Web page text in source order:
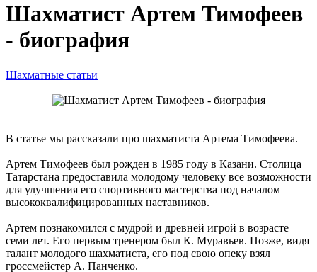
Шахматист Артем Тимофеев
- биография
Шахматные статьи
В статье мы рассказали про шахматиста Артема Тимофеева.
Артем Тимофеев был рожден в 1985 году в Казани. Столица
Татарстана предоставила молодому человеку все возможности
для улучшения его спортивного мастерства под началом
высококвалифицированных наставников.
Артем познакомился с мудрой и древней игрой в возрасте
семи лет. Его первым тренером был К. Муравьев. Позже, видя
талант молодого шахматиста, его под свою опеку взял
гроссмейстер А. Панченко.